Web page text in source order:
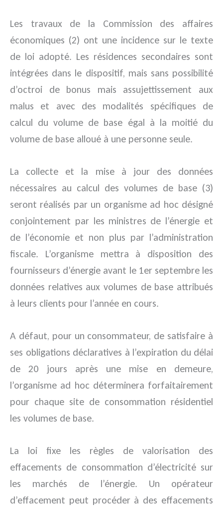
Les travaux de la Commission des affaires
économiques (2) ont une incidence sur le texte
de loi adopté. Les résidences secondaires sont
intégrées dans le dispositif, mais sans possibilité
d’octroi de bonus mais assujettissement aux
malus et avec des modalités spécifiques de
calcul du volume de base égal à la moitié du
volume de base alloué à une personne seule.
La collecte et la mise à jour des données
nécessaires au calcul des volumes de base (3)
seront réalisés par un organisme ad hoc désigné
conjointement par les ministres de l’énergie et
de l’économie et non plus par l’administration
fiscale. L’organisme mettra à disposition des
fournisseurs d’énergie avant le 1er septembre les
données relatives aux volumes de base attribués
à leurs clients pour l’année en cours.
A défaut, pour un consommateur, de satisfaire à
ses obligations déclaratives à l’expiration du délai
de 20 jours après une mise en demeure,
l’organisme ad hoc déterminera forfaitairement
pour chaque site de consommation résidentiel
les volumes de base.
La loi fixe les règles de valorisation des
effacements de consommation d’électricité sur
les marchés de l’énergie. Un opérateur
d’effacement peut procéder à des effacements